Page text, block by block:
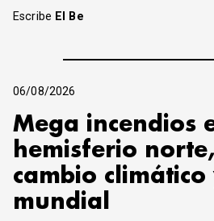
Escribe El Be
06/08/2026
Mega incendios
hemisferio
cambio
mundial